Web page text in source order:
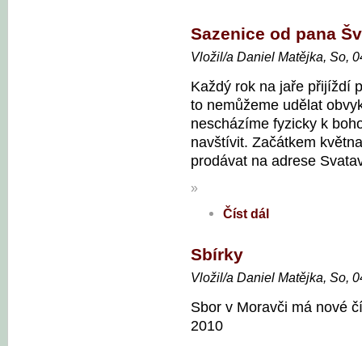
Sazenice od pana
Vložil/a Daniel Matějka, So,
Každý rok na jaře přijíždí
to nemůžeme udělat
nescházíme fyzicky k
navštívit. Začátkem
prodávat na adrese
»
Číst dál
Sbírky
Vložil/a Daniel Matějka, So,
Sbor v Moravči má nové
2010